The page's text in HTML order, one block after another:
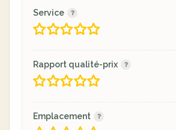
Service
Rapport qualité-prix
Emplacement